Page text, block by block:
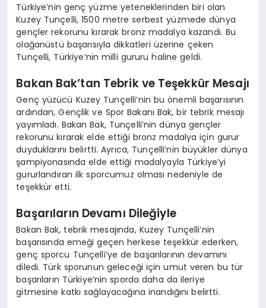
Türkiye’nin genç yüzme yeteneklerinden biri olan
Kuzey Tunçelli, 1500 metre serbest yüzmede dünya
gençler rekorunu kırarak bronz madalya kazandı. Bu
olağanüstü başarısıyla dikkatleri üzerine çeken
Tunçelli, Türkiye’nin milli gururu haline geldi.
Bakan Bak’tan Tebrik ve Teşekkür Mesajı
Genç yüzücü Kuzey Tunçelli’nin bu önemli başarısının
ardından, Gençlik ve Spor Bakanı Bak, bir tebrik mesajı
yayımladı. Bakan Bak, Tunçelli’nin dünya gençler
rekorunu kırarak elde ettiği bronz madalya için gurur
duyduklarını belirtti. Ayrıca, Tunçelli’nin büyükler dünya
şampiyonasında elde ettiği madalyayla Türkiye’yi
gururlandıran ilk sporcumuz olması nedeniyle de
teşekkür etti.
Başarıların Devamı Dileğiyle
Bakan Bak, tebrik mesajında, Kuzey Tunçelli’nin
başarısında emeği geçen herkese teşekkür ederken,
genç sporcu Tunçelli’ye de başarılarının devamını
diledi. Türk sporunun geleceği için umut veren bu tür
başarıların Türkiye’nin sporda daha da ileriye
gitmesine katkı sağlayacağına inandığını belirtti.